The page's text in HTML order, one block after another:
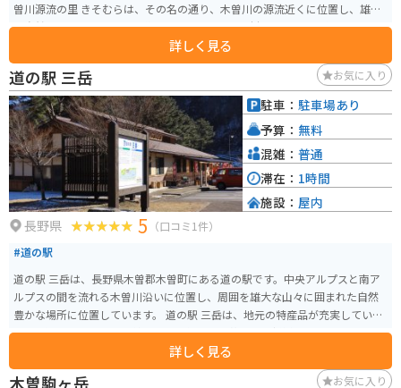
曽川源流の里 きそむらは、その名の通り、木曽川の源流近くに位置し、雄大
な自然に囲まれています。道の駅には、地元の食材をふんだんに使ったレス
トランや、特産品を販売するショップがあり、観光客に人気です。新鮮な野
菜や果物、山菜、きのこなどが手に入り、お土産にも最適です。また、木工
品や陶芸品など、地元の工芸品を販売する店もあります。 バイクで訪れる場
合、道の駅から乗鞍スカイラインや御嶽スカイラインへのアクセスが良く、
ツーリングの拠点としてもおすすめです。周辺には、キャンプ場や温泉など
もあり、自然を満喫することができます。 木曽の名産品である「朴葉味噌」
や「五平餅」も、ぜひ道の駅で味わってみてください。朴葉味噌は、朴の葉
の上で味噌と具材を焼いて食べる郷土料理で、ご飯のお供に最適です。五平
餅は、ご飯をつぶして串に巻き付け、味噌だれを塗って焼いたもので、香ば
しい香りが食欲をそそります。 道の駅 木曽川源流の里 きそむらは、自然豊か
な環境の中で、地元の食や文化に触れることができる場所です。
詳しく見る
道の駅 三岳 お気に入り
長野県 5 （口コミ1件）
#道の駅
道の駅 三岳は、長野県木曽郡木曽町にある道の駅です。中央アルプスと南ア
ルプスの間を流れる木曽川沿いに位置し、周囲を雄大な山々に囲まれた自然
豊かな場所に位置しています。 道の駅 三岳は、地元の特産品が充実している
ことで知られており、木曽ヒノキを使った工芸品や、新鮮な地元産の野菜、
山菜などが販売されています。また、併設されているレストランでは、地元
の食材を使った料理を楽しむことができます。 バイクで訪れる場合、道の駅
詳しく見る
駐車： 駐車場あり
予算： 無料
混雑： 普通
滞在： 1時間
施設： 屋内
木曽駒ヶ岳 お気に入り